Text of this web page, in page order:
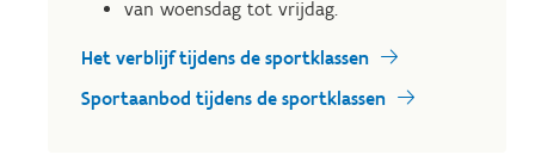
van woensdag tot vrijdag.
Het verblijf tijdens de sportklassen
Sportaanbod tijdens de sportklassen